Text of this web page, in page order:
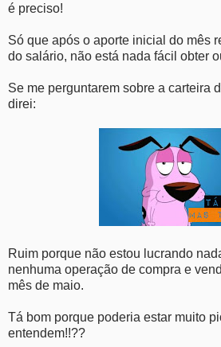
é preciso!
Só que após o aporte inicial do mês
do salário, não está nada fácil obter
Se me perguntarem sobre a carteira
direi:
Ruim porque não estou lucrando
nenhuma operação de compra e
mês de maio.
Tá bom porque poderia estar muito
entendem!!??